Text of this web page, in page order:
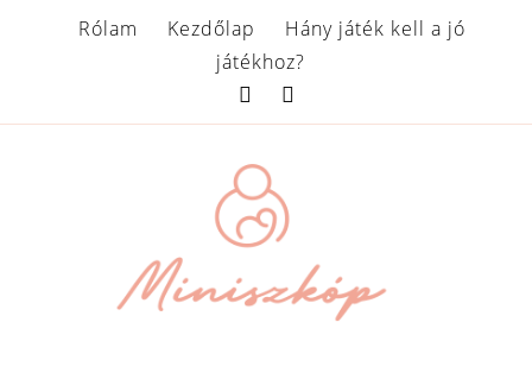
Rólam Kezdőlap
Hány játék kell a jó
játékhoz?